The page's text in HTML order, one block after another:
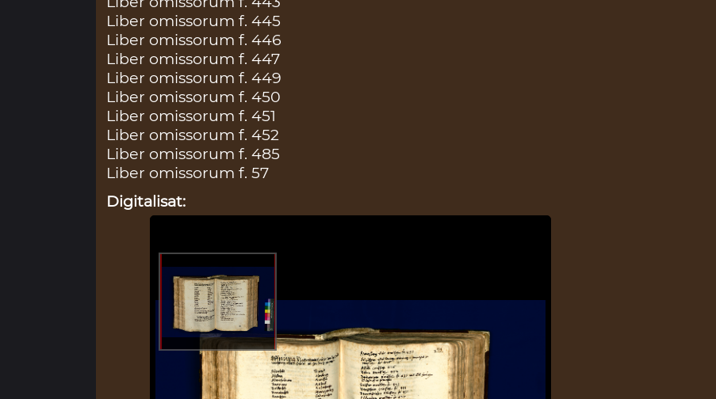
Liber omissorum f. 445
Liber omissorum f. 446
Liber omissorum f. 447
Liber omissorum f. 449
Liber omissorum f. 450
Liber omissorum f. 451
Liber omissorum f. 452
Liber omissorum f. 485
Liber omissorum f. 57
Digitalisat: